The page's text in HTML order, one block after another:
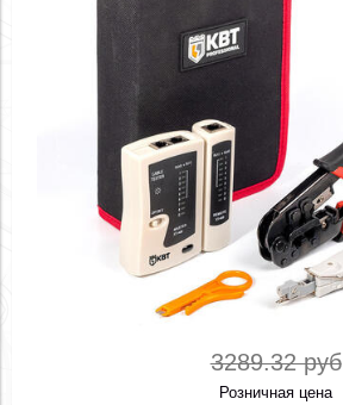
3289.32 руб
Розничная цена